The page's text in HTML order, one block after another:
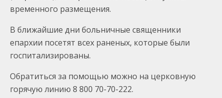
временного размещения.
В ближайшие дни больничные священники
епархии посетят всех раненых, которые были
госпитализированы.
Обратиться за помощью можно на церковную
горячую линию 8 800 70-70-222.